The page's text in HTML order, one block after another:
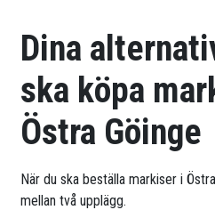
Dina
ska köpa
Östra Göinge
När du ska beställa markiser i
mellan två upplägg.